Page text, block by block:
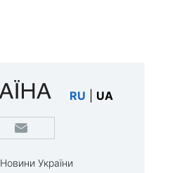
RU UA
Новини України